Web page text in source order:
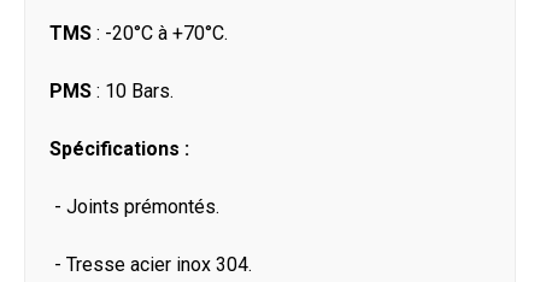
TMS : -20°C à +70°C.
PMS : 10 Bars.
Spécifications :
- Joints prémontés.
- Tresse acier inox 304.